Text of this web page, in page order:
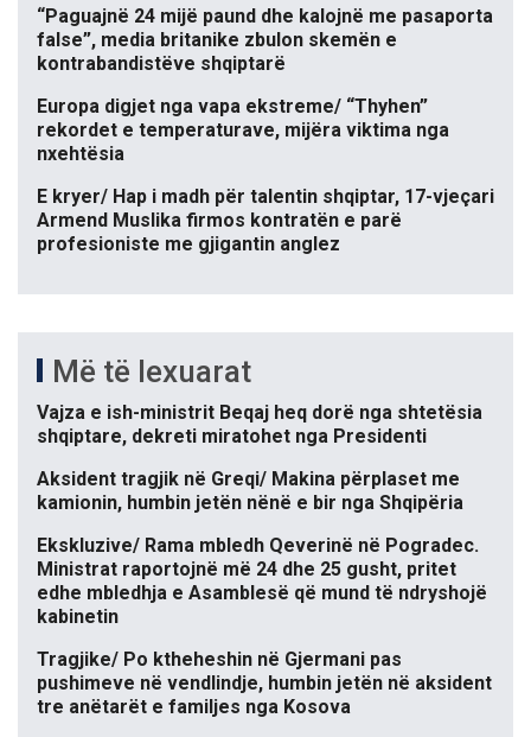
“Paguajnë 24 mijë paund dhe kalojnë me pasaporta
false”, media britanike zbulon skemën e
kontrabandistëve shqiptarë
Europa digjet nga vapa ekstreme/ “Thyhen”
rekordet e temperaturave, mijëra viktima nga
nxehtësia
E kryer/ Hap i madh për talentin shqiptar, 17-vjeçari
Armend Muslika firmos kontratën e parë
profesioniste me gjigantin anglez
Më të lexuarat
Vajza e ish-ministrit Beqaj heq dorë nga shtetësia
shqiptare, dekreti miratohet nga Presidenti
Aksident tragjik në Greqi/ Makina përplaset me
kamionin, humbin jetën nënë e bir nga Shqipëria
Ekskluzive/ Rama mbledh Qeverinë në Pogradec.
Ministrat raportojnë më 24 dhe 25 gusht, pritet
edhe mbledhja e Asamblesë që mund të ndryshojë
kabinetin
Tragjike/ Po ktheheshin në Gjermani pas
pushimeve në vendlindje, humbin jetën në aksident
tre anëtarët e familjes nga Kosova